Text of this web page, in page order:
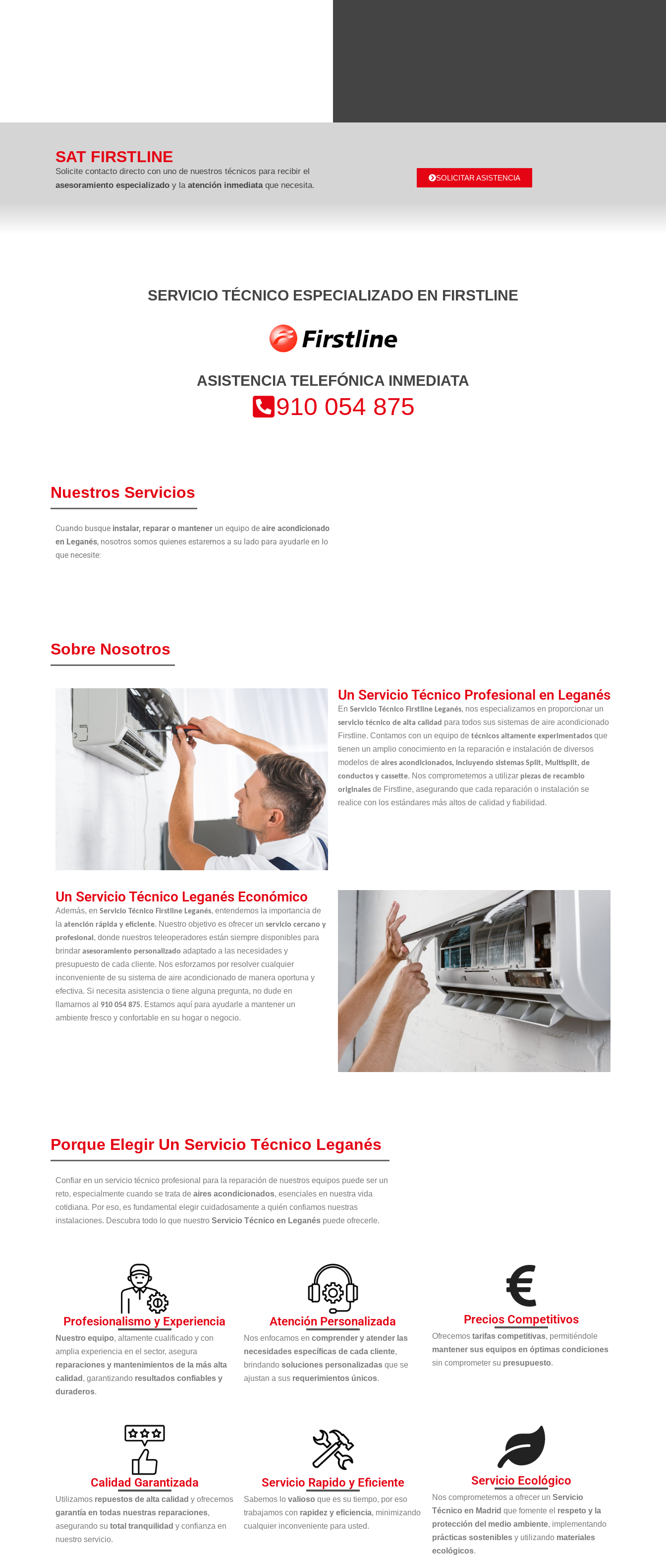
SAT FIRSTLINE
Solicite contacto directo con uno de nuestros técnicos para recibir el
asesoramiento especializado y la atención inmediataque necesita.
SOLICITAR ASISTENCIA
SERVICIO TÉCNICO ESPECIALIZADO EN FIRSTLINE
ASISTENCIA TELEFÓNICA INMEDIATA
910 054 875
Nuestros Servicios
Cuando busque instalar, reparar o mantener un equipo de aire acondicionado
en Leganés, nosotros somos quienes estaremos a su lado para ayudarle en lo
que necesite:
Sobre Nosotros
Un Servicio Técnico Profesional en Leganés
En Servicio Técnico Firstline Leganés, nos especializamos en proporcionar un
servicio técnico de alta calidad para todos sus sistemas de aire acondicionado
Firstline. Contamos con un equipo de técnicos altamente experimentados que
tienen un amplio conocimiento en la reparación e instalación de diversos
modelos de aires acondicionados, incluyendo sistemas Split, Multisplit, de
conductos y cassette. Nos comprometemos a utilizar piezas de recambio
originales de Firstline, asegurando que cada reparación o instalación se
realice con los estándares más altos de calidad y fiabilidad.
Un Servicio Técnico Leganés Económico
Además, en Servicio Técnico Firstline Leganés, entendemos la importancia de
la atención rápida y eficiente. Nuestro objetivo es ofrecer un servicio cercano y
profesional , donde nuestros teleoperadores están siempre disponibles para
brindar asesoramiento personalizado adaptado a las necesidades y
presupuesto de cada cliente. Nos esforzamos por resolver cualquier
inconveniente de su sistema de aire acondicionado de manera oportuna y
efectiva. Si necesita asistencia o tiene alguna pregunta, no dude en
llamarnos al 910 054 875. Estamos aquí para ayudarle a mantener un
ambiente fresco y confortable en su hogar o negocio.
Porque Elegir Un Servicio Técnico Leganés
Confiar en un servicio técnico profesional para la reparación de nuestros equipos puede ser un
reto, especialmente cuando se trata de aires acondicionados, esenciales en nuestra vida
cotidiana. Por eso, es fundamental elegir cuidadosamente a quién confiamos nuestras
instalaciones. Descubra todo lo que nuestro Servicio Técnico en Leganés puede ofrecerle.
Profesionalismo y Experiencia
Nuestro equipo, altamente cualificado y con
amplia experiencia en el sector, asegura
reparaciones y mantenimientos de la más alta
calidad , garantizando resultados confiables y
duraderos.
Atención Personalizada
Nos enfocamos en comprender y atender las
necesidades específicas de cada cliente,
brindando soluciones personalizadasque se
ajustan a sus requerimientos únicos.
Precios Competitivos
Ofrecemos tarifas competitivas, permitiéndole
mantener sus equipos en óptimas condiciones
sin comprometer su presupuesto.
Calidad Garantizada
Utilizamos repuestos de alta calidad y ofrecemos
garantía en todas nuestras reparaciones,
asegurando su total tranquilidad y confianza en
nuestro servicio.
Servicio Rapido y Eficiente
Sabemos lo valioso que es su tiempo, por eso
trabajamos con rapidez y eficiencia, minimizando
cualquier inconveniente para usted.
Servicio Ecológico
Nos comprometemos a ofrecer un Servicio
Técnico en Madrid que fomente el respeto y la
protección del medio ambiente, implementando
prácticas sosteniblesy utilizando materiales
ecológicos.